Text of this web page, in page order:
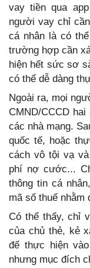
vay tiền qua
người vay chỉ
cá nhân là có
trường hợp cần
hiện hết sức sơ
có thể dễ dàng
Ngoài ra, mọi
CMND/CCCD
các nhà mạng.
quốc tế, hoặc
cách vô tội vạ
phí nợ cước...
thông tin cá
mã số thuế
Có thể thấy, chỉ
của chủ thẻ, kẻ
để thực hiện
nhưng mục đích